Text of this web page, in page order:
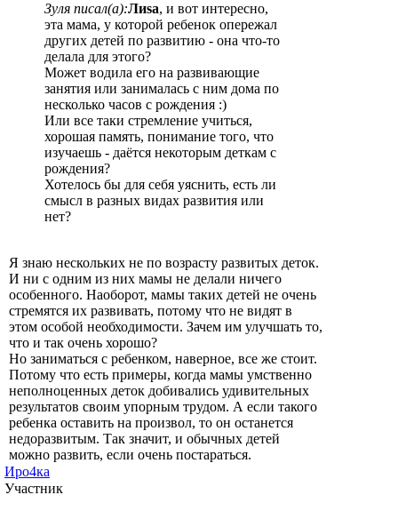
Зуля писал(а):Лиsа, и вот интересно,
эта мама, у которой ребенок опережал
других детей по развитию - она что-то
делала для этого?
Может водила его на развивающие
занятия или занималась с ним дома по
несколько часов с рождения :)
Или все таки стремление учиться,
хорошая память, понимание того, что
изучаешь - даётся некоторым деткам с
рождения?
Хотелось бы для себя уяснить, есть ли
смысл в разных видах развития или
нет?
Я знаю нескольких не по возрасту развитых деток.
И ни с одним из них мамы не делали ничего
особенного. Наоборот, мамы таких детей не очень
стремятся их развивать, потому что не видят в
этом особой необходимости. Зачем им улучшать то,
что и так очень хорошо?
Но заниматься с ребенком, наверное, все же стоит.
Потому что есть примеры, когда мамы умственно
неполноценных деток добивались удивительных
результатов своим упорным трудом. А если такого
ребенка оставить на произвол, то он останется
недоразвитым. Так значит, и обычных детей
можно развить, если очень постараться.
Иро4ка
Участник